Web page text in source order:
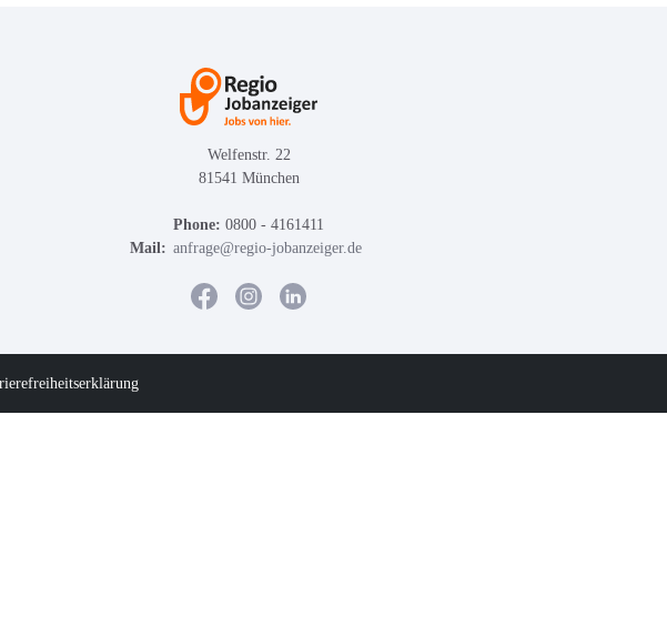
Welfenstr. 22
81541 München
Phone: 0800 - 4161411
Mail: anfrage@regio-jobanzeiger.de